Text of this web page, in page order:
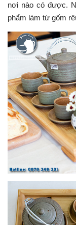
nơi nào có được.
phẩm làm từ gốm